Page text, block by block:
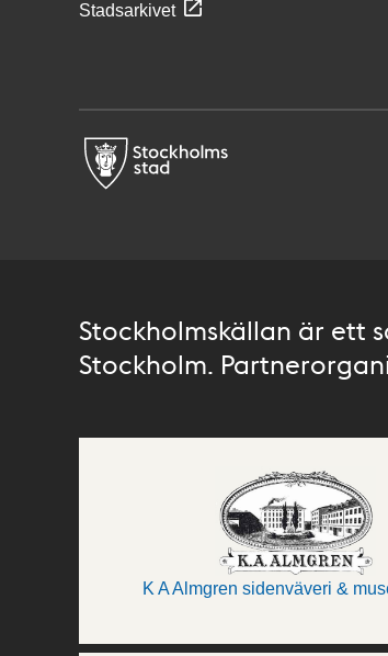
Stadsarkivet
Stockholmskällan är ett
Stockholm.
K A Almgren sidenväveri &